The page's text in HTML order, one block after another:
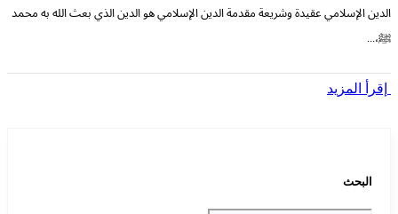
الدين الإسلامي عقيدة وشريعة مقدمة الدين الإسلامي هو الدين الذي بعث الله به محمد
ﷺ،...
إقرأ المزيد
البحث